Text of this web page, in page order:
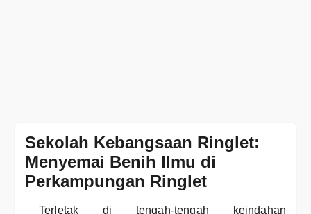
Sekolah Kebangsaan Ringlet:
Menyemai Benih Ilmu di
Perkampungan Ringlet
Terletak di tengah-tengah keindahan